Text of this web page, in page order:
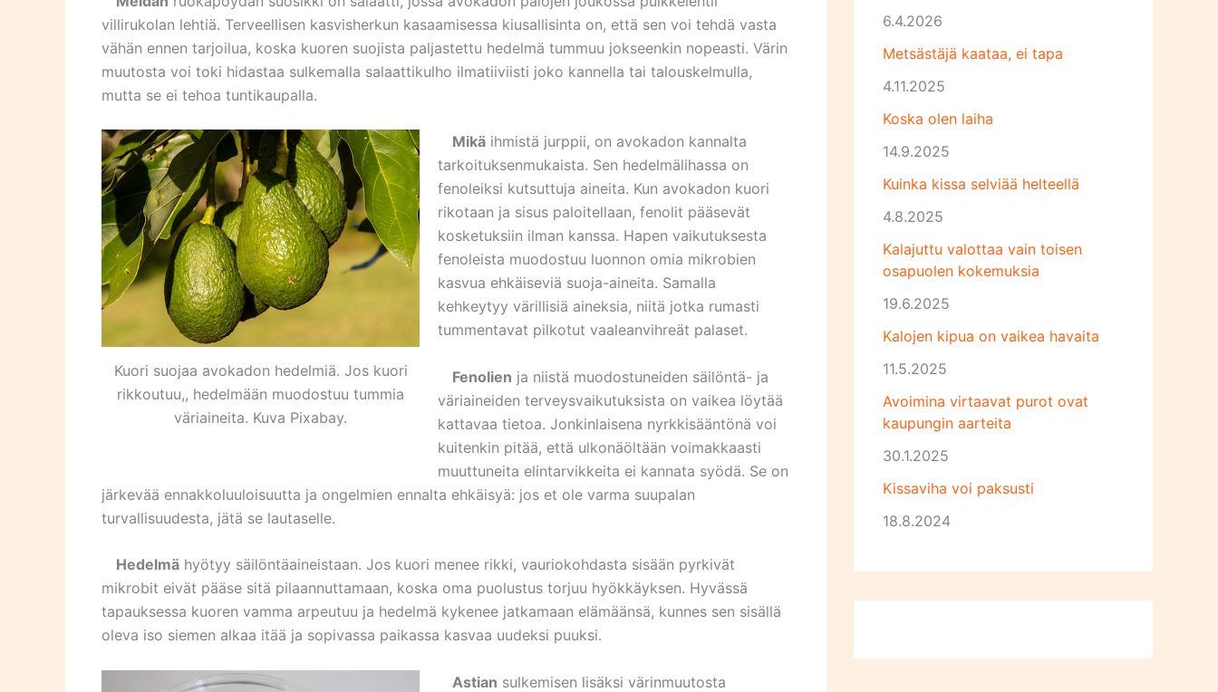
villirukolan lehtiä. Terveellisen kasvisherkun kasaamisessa kiusallisinta on, että sen voi tehdä vasta
vähän ennen tarjoilua, koska kuoren suojista paljastettu hedelmä tummuu jokseenkin nopeasti. Värin
muutosta voi toki hidastaa sulkemalla salaattikulho ilmatiiviisti joko kannella tai talouskelmulla,
mutta se ei tehoa tuntikaupalla.
Kuori suojaa avokadon hedelmiä. Jos kuori
rikkoutuu,, hedelmään muodostuu tummia
väriaineita. Kuva Pixabay.
Mikä ihmistä jurppii, on avokadon kannalta
tarkoituksenmukaista. Sen hedelmälihassa on
fenoleiksi kutsuttuja aineita. Kun avokadon kuori
rikotaan ja sisus paloitellaan, fenolit pääsevät
kosketuksiin ilman kanssa. Hapen vaikutuksesta
fenoleista muodostuu luonnon omia mikrobien
kasvua ehkäiseviä suoja-aineita. Samalla
kehkeytyy värillisiä aineksia, niitä jotka rumasti
tummentavat pilkotut vaaleanvihreät palaset.
Fenolien ja niistä muodostuneiden säilöntä- ja
väriaineiden terveysvaikutuksista on vaikea löytää
kattavaa tietoa. Jonkinlaisena nyrkkisääntönä voi
kuitenkin pitää, että ulkonäöltään voimakkaasti
muuttuneita elintarvikkeita ei kannata syödä. Se on
järkevää ennakkoluuloisuutta ja ongelmien ennalta ehkäisyä: jos et ole varma suupalan
turvallisuudesta, jätä se lautaselle.
Hedelmä hyötyy säilöntäaineistaan. Jos kuori menee rikki, vauriokohdasta sisään pyrkivät
mikrobit eivät pääse sitä pilaannuttamaan, koska oma puolustus torjuu hyökkäyksen. Hyvässä
tapauksessa kuoren vamma arpeutuu ja hedelmä kykenee jatkamaan elämäänsä, kunnes sen sisällä
oleva iso siemen alkaa itää ja sopivassa paikassa kasvaa uudeksi puuksi.
Astian sulkemisen lisäksi värinmuutosta
6.4.2026
Metsästäjä kaataa, ei tapa
4.11.2025
Koska olen laiha
14.9.2025
Kuinka kissa selviää helteellä
4.8.2025
Kalajuttu valottaa vain toisen
osapuolen kokemuksia
19.6.2025
Kalojen kipua on vaikea havaita
11.5.2025
Avoimina virtaavat purot ovat
kaupungin aarteita
30.1.2025
Kissaviha voi paksusti
18.8.2024